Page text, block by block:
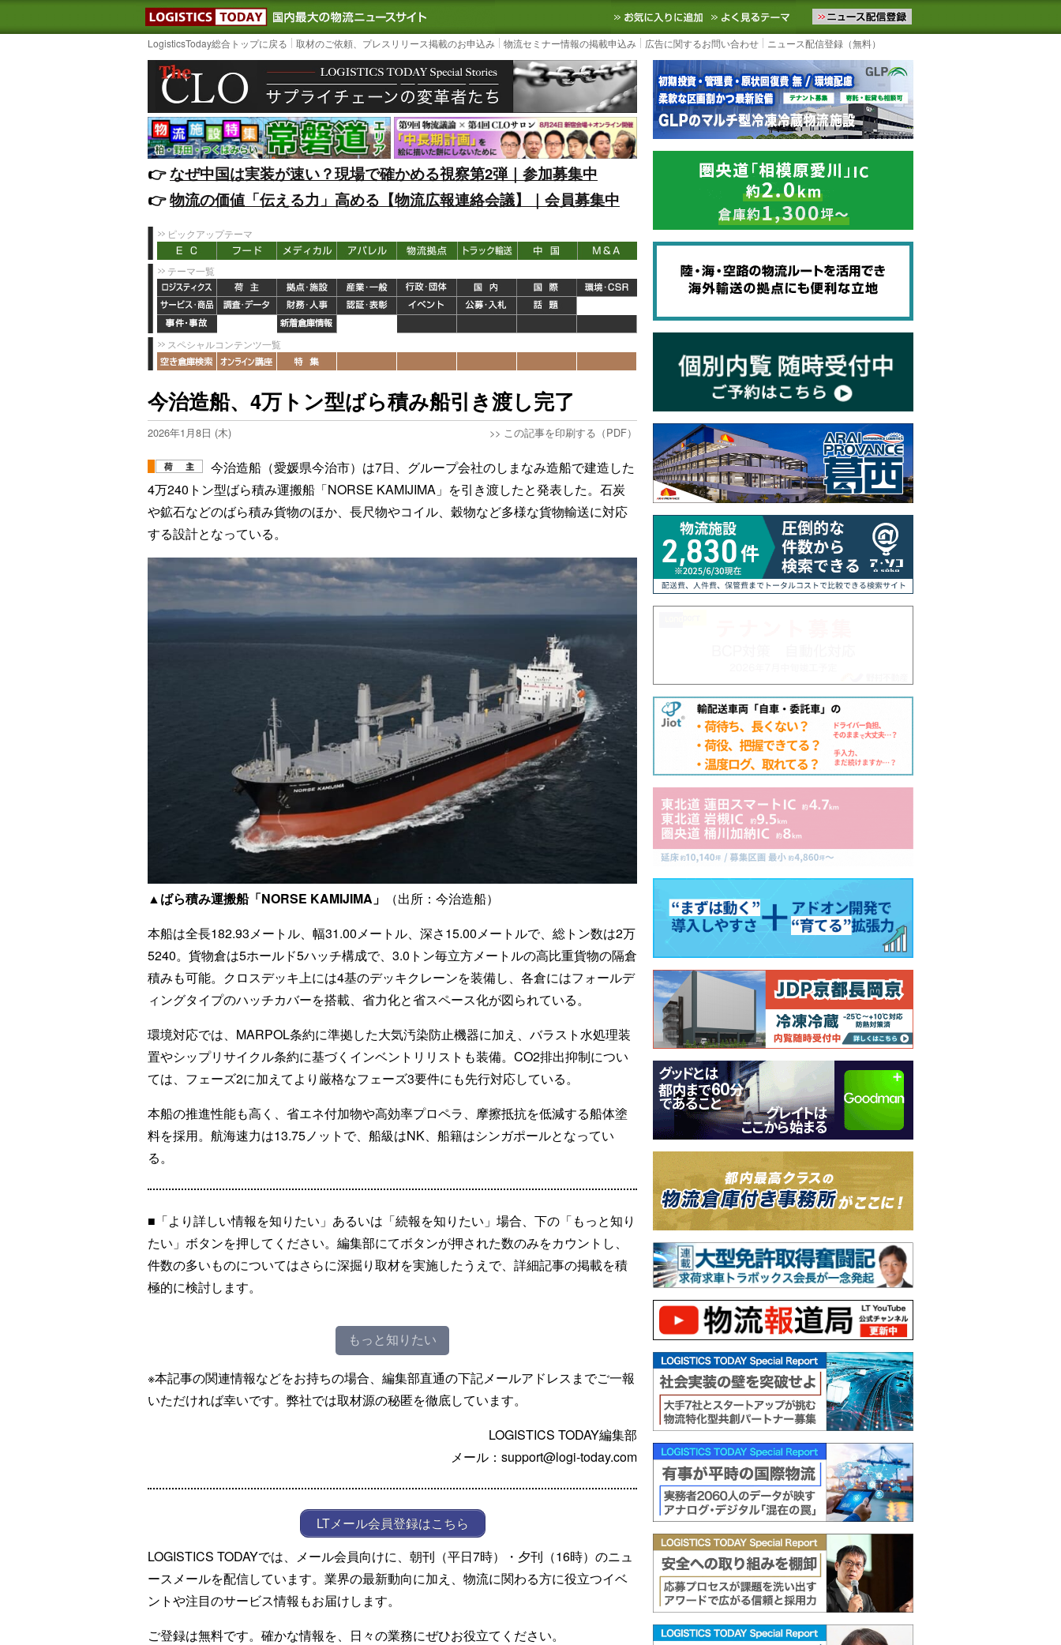
LOGISTICS TODAY｜国内最大の物流ニュースサイト3PL, SCMなど国内外の最新の物流ニュースをお届けします。物流ニュースメール配信を登録す
お気に入りに追加 よく見るテーマ
LogisticsToday総合トップに戻る 取材のご依頼、プレスリリース掲載のお申込み 物流セミナー情報の掲載申込み 広告に関するお問い合わせ ニュース配信登録（無料）
👉️なぜ中国は実装が速い？現場で確かめる視察第2弾｜参加募集中
👉️物流の価値「伝える力」高める【物流広報連絡会議】｜会員募集中
ピックアップテーマ
テーマ一覧
スペシャルコンテンツ一覧
今治造船、4万トン型ばら積み船引き渡し完了
2026年1月8日 (木) >> この記事を印刷する（PDF）
今治造船（愛媛県今治市）は7日、グループ会社のしまなみ造船で建造した
4万240トン型ばら積み運搬船「NORSE KAMIJIMA」を引き渡したと発表した。石炭
や鉱石などのばら積み貨物のほか、長尺物やコイル、穀物など多様な貨物輸送に対応
する設計となっている。
▲ばら積み運搬船「NORSE KAMIJIMA」
（出所：今治造船）
本船は全長182.93メートル、幅31.00メートル、深さ15.00メートルで、総トン数は2万
5240。貨物倉は5ホールド5ハッチ構成で、3.0トン毎立方メートルの高比重貨物の隔倉
積みも可能。クロスデッキ上には4基のデッキクレーンを装備し、各倉にはフォールデ
ィングタイプのハッチカバーを搭載、省力化と省スペース化が図られている。
環境対応では、MARPOL条約に準拠した大気汚染防止機器に加え、バラスト水処理装
置やシップリサイクル条約に基づくインベントリリストも装備。CO2排出抑制につい
ては、フェーズ2に加えてより厳格なフェーズ3要件にも先行対応している。
本船の推進性能も高く、省エネ付加物や高効率プロペラ、摩擦抵抗を低減する船体塗
料を採用。航海速力は13.75ノットで、船級はNK、船籍はシンガポールとなってい
る。
■「より詳しい情報を知りたい」あるいは「続報を知りたい」場合、下の「もっと知り
たい」ボタンを押してください。編集部にてボタンが押された数のみをカウントし、
件数の多いものについてはさらに深掘り取材を実施したうえで、詳細記事の掲載を積
極的に検討します。
もっと知りたい
※本記事の関連情報などをお持ちの場合、編集部直通の下記メールアドレスまでご一報
いただければ幸いです。弊社では取材源の秘匿を徹底しています。
LOGISTICS TODAY編集部
メール：support@logi-today.com
LTメール会員登録はこちら
LOGISTICS TODAYでは、メール会員向けに、朝刊（平日7時）・夕刊（16時）のニュ
ースメールを配信しています。業界の最新動向に加え、物流に関わる方に役立つイベ
ントや注目のサービス情報もお届けします。
ご登録は無料です。確かな情報を、日々の業務にぜひお役立てください。